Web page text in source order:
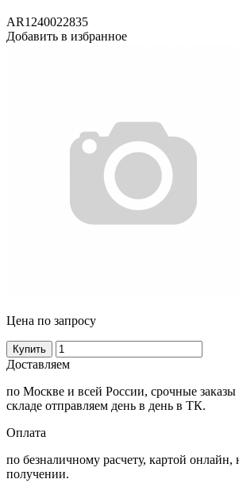
AR1240022835
Добавить в избранное
Цена по запросу
Купить
Доставляем
по Москве и всей России, срочные заказы
складе отправляем день в день в ТК.
Оплата
по безналичному расчету, картой
получении.